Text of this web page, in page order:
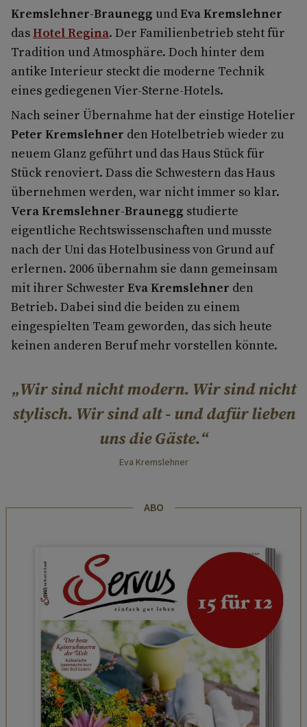
Kremslehner-Braunegg undEva Kremslehner
dasHotel Regina. Der Familienbetrieb steht für
Tradition und Atmosphäre. Doch hinter dem
antike Interieur steckt die moderne Technik
eines gediegenen Vier-Sterne-Hotels.
Nach seiner Übernahme hat der einstige Hotelier
Peter Kremslehner den Hotelbetrieb wieder zu
neuem Glanz geführt und das Haus Stück für
Stück renoviert. Dass die Schwestern das Haus
übernehmen werden, war nicht immer so klar.
Vera Kremslehner-Braunegg studierte
eigentliche Rechtswissenschaften und musste
nach der Uni das Hotelbusiness von Grund auf
erlernen. 2006 übernahm sie dann gemeinsam
mit ihrer Schwester Eva Kremslehner den
Betrieb. Dabei sind die beiden zu einem
eingespielten Team geworden, das sich heute
keinen anderen Beruf mehr vorstellen könnte.
Wir sind nicht modern. Wir sind nicht
stylisch. Wir sind alt - und dafür lieben
uns die Gäste.
Eva Kremslehner
ABO